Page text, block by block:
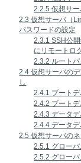
2.2.5 仮想サ
2.3 仮想サーバ（
パスワードの設定
2.3.1 SSH公
にリモートロ
2.3.2 ルート
2.4 仮想サーバの
し
2.4.1 ブート
2.4.2 ブート
2.4.3 データ
2.4.4 データ
2.5 仮想サーバの
2.5.1 グロー
2.5.2 グロー